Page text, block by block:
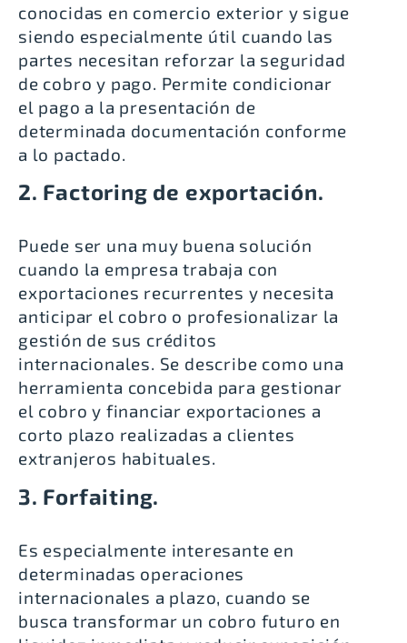
conocidas en comercio exterior y sigue
siendo especialmente útil cuando las
partes necesitan reforzar la seguridad
de cobro y pago. Permite condicionar
el pago a la presentación de
determinada documentación conforme
a lo pactado.
2. Factoring de exportación.
Puede ser una muy buena solución
cuando la empresa trabaja con
exportaciones recurrentes y necesita
anticipar el cobro o profesionalizar la
gestión de sus créditos
internacionales. Se describe como una
herramienta concebida para gestionar
el cobro y financiar exportaciones a
corto plazo realizadas a clientes
extranjeros habituales.
3. Forfaiting.
Es especialmente interesante en
determinadas operaciones
internacionales a plazo, cuando se
busca transformar un cobro futuro en